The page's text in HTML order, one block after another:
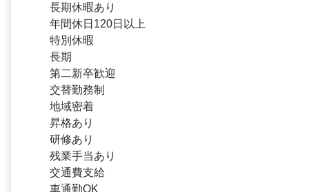
長期休暇あり
年間休日120日以上
特別休暇
長期
第二新卒歓迎
交替勤務制
地域密着
昇格あり
研修あり
残業手当あり
交通費支給
車通勤OK